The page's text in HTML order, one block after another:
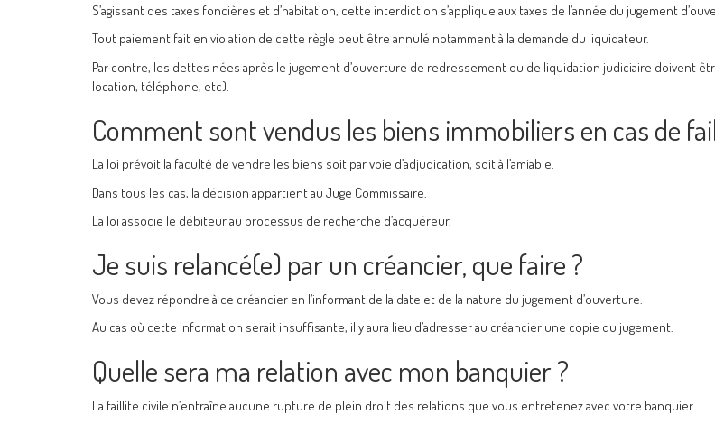
S’agissant des taxes foncières et d’habitation, cette interdiction s’applique aux taxes de l’année du jugement
Tout paiement fait en violation de cette règle peut être annulé notamment à la demande du liquidateur.
Par contre, les dettes nées après le jugement d’ouverture de redressement ou de liquidation judiciaire doivent
location, téléphone, etc).
Comment sont vendus les biens immobiliers en cas de
La loi prévoit la faculté de vendre les biens soit par voie d’adjudication, soit à l’amiable.
Dans tous les cas, la décision appartient au Juge Commissaire.
La loi associe le débiteur au processus de recherche d’acquéreur.
Je suis relancé(e) par un créancier, que faire ?
Vous devez répondre à ce créancier en l’informant de la date et de la nature du jugement d’ouverture.
Au cas où cette information serait insuffisante, il y aura lieu d’adresser au créancier une copie du jugement.
Quelle sera ma relation avec mon banquier ?
La faillite civile n’entraîne aucune rupture de plein droit des relations que vous entretenez avec votre banquier.